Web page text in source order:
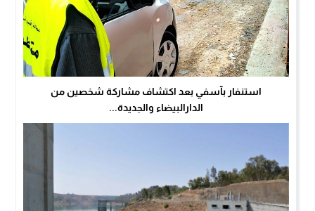
استنفار بآسفي بعد اكتشاف مشاركة شخصين من
الدارالبيضاء والجديدة...